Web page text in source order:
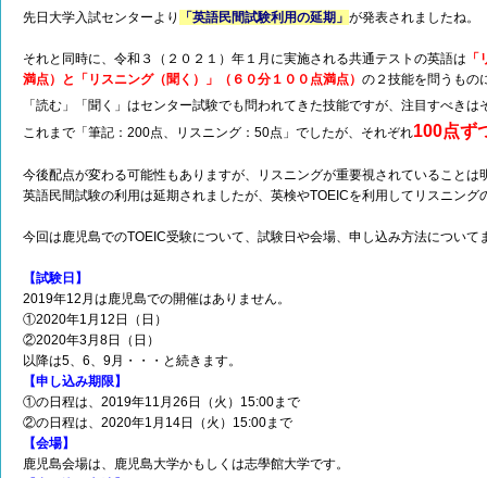
先日大学入試センターより 「英語民間試験利用の延期」 が発表されましたね。
それと同時に、令和３（２０２１）年１月に実施される共通テストの英語は
満点）と「リスニング（聞く）」（６０分１００点満点） の２技能を問うもの
「読む」「聞く」はセンター試験でも問われてきた技能ですが、注目すべきは
これまで「筆記：200点、リスニング：50点」でしたが、それぞれ100点ず
今後配点が変わる可能性もありますが、リスニングが重要視されていることは
英語民間試験の利用は延期されましたが、英検やTOEICを利用してリスニング
今回は鹿児島でのTOEIC受験について、試験日や会場、申し込み方法について
【試験日】
2019年12月は鹿児島での開催はありません。
①2020年1月12日（日）
②2020年3月8日（日）
以降は5、6、9月・・・と続きます。
【申し込み期限】
①の日程は、2019年11月26日（火）15:00まで
②の日程は、2020年1月14日（火）15:00まで
【会場】
鹿児島会場は、鹿児島大学かもしくは志學館大学です。